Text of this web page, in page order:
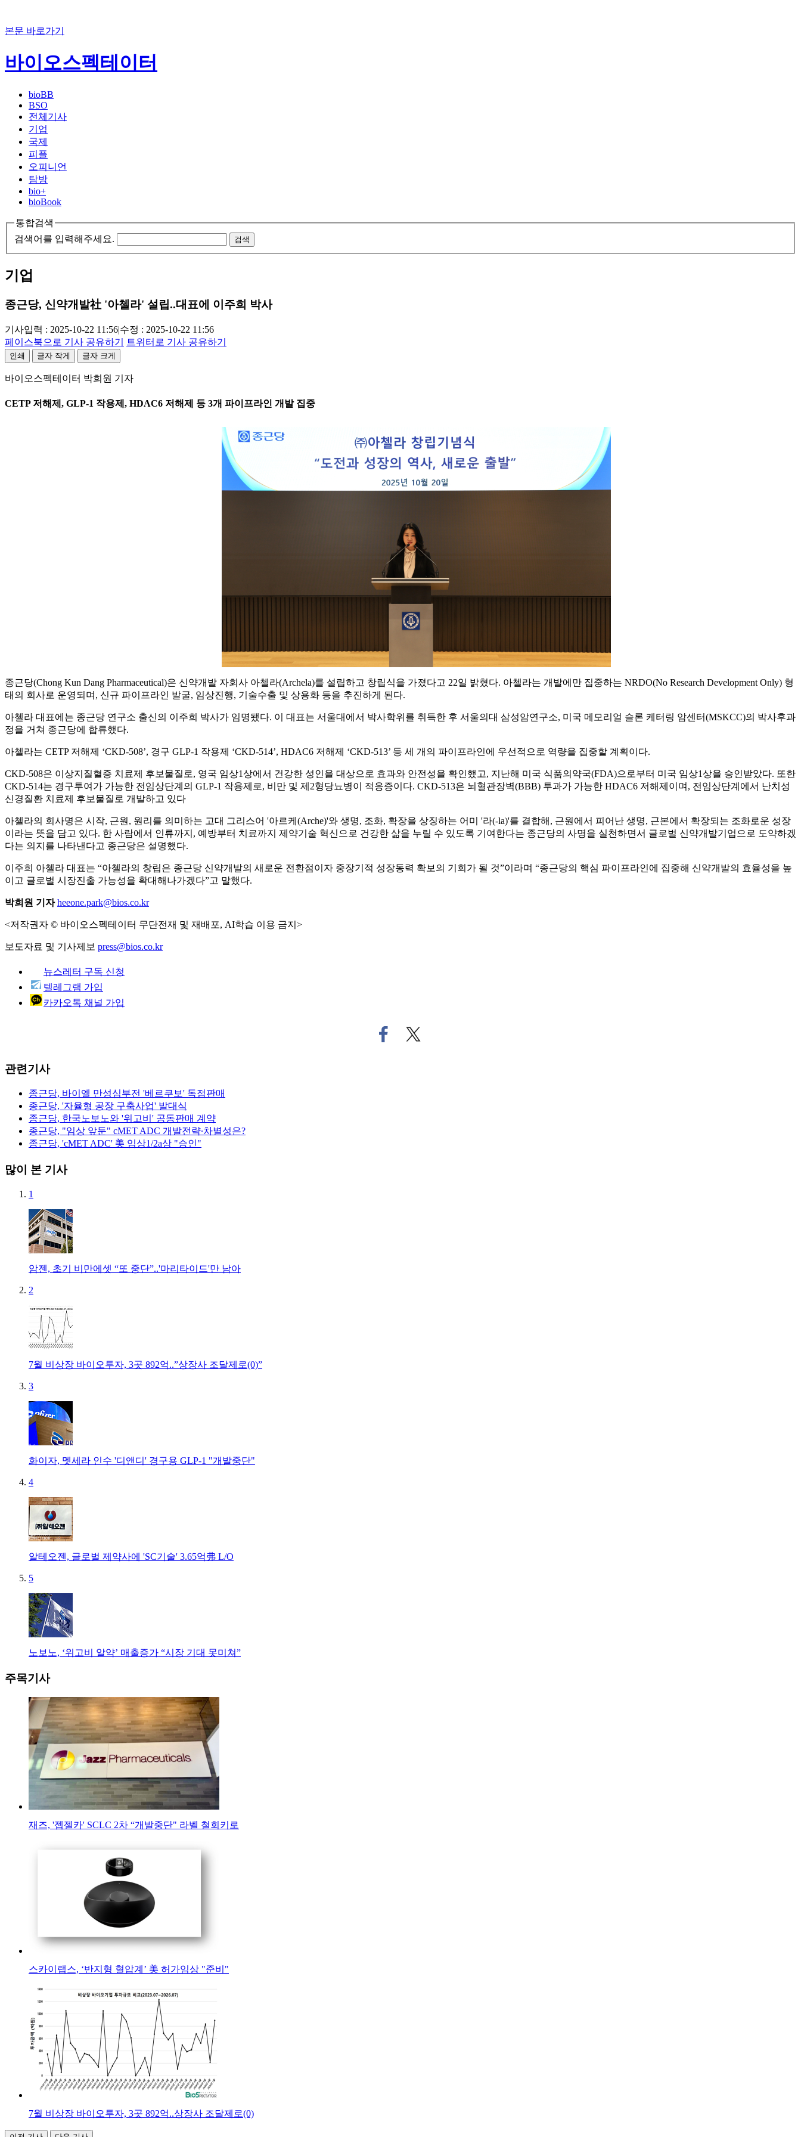
본문 바로가기
바이오스펙테이터
bioBB
BSO
전체기사
기업
국제
피플
오피니언
탐방
bio+
bioBook
통합검색
검색어를 입력해주세요.
검색
기업
종근당, 신약개발社 '아첼라' 설립..대표에 이주희 박사
기사입력 : 2025-10-22 11:56|수정 : 2025-10-22 11:56
페이스북으로 기사 공유하기
트위터로 기사 공유하기
인쇄 글자 작게 글자 크게
바이오스펙테이터 박희원 기자
CETP 저해제, GLP-1 작용제, HDAC6 저해제 등 3개 파이프라인 개발 집중
종근당(Chong Kun Dang Pharmaceutical)은 신약개발 자회사 아첼라(Archela)를 설립하고 창립식을 가졌다고 22일 밝혔다. 아첼라는 개발에만 집중하는 NRDO(No Research Development Only) 형
태의 회사로 운영되며, 신규 파이프라인 발굴, 임상진행, 기술수출 및 상용화 등을 추진하게 된다.
아첼라 대표에는 종근당 연구소 출신의 이주희 박사가 임명됐다. 이 대표는 서울대에서 박사학위를 취득한 후 서울의대 삼성암연구소, 미국 메모리얼 슬론 케터링 암센터(MSKCC)의 박사후과
정을 거쳐 종근당에 합류했다.
아첼라는 CETP 저해제 ‘CKD-508’, 경구 GLP-1 작용제 ‘CKD-514’, HDAC6 저해제 ‘CKD-513’ 등 세 개의 파이프라인에 우선적으로 역량을 집중할 계획이다.
CKD-508은 이상지질혈증 치료제 후보물질로, 영국 임상1상에서 건강한 성인을 대상으로 효과와 안전성을 확인했고, 지난해 미국 식품의약국(FDA)으로부터 미국 임상1상을 승인받았다. 또한
CKD-514는 경구투여가 가능한 전임상단계의 GLP-1 작용제로, 비만 및 제2형당뇨병이 적응증이다. CKD-513은 뇌혈관장벽(BBB) 투과가 가능한 HDAC6 저해제이며, 전임상단계에서 난치성
신경질환 치료제 후보물질로 개발하고 있다
아첼라의 회사명은 시작, 근원, 원리를 의미하는 고대 그리스어 '아르케(Arche)'와 생명, 조화, 확장을 상징하는 어미 '라(-la)'를 결합해, 근원에서 피어난 생명, 근본에서 확장되는 조화로운 성장
이라는 뜻을 담고 있다. 한 사람에서 인류까지, 예방부터 치료까지 제약기술 혁신으로 건강한 삶을 누릴 수 있도록 기여한다는 종근당의 사명을 실천하면서 글로벌 신약개발기업으로 도약하겠
다는 의지를 나타낸다고 종근당은 설명했다.
이주희 아첼라 대표는 “아첼라의 창립은 종근당 신약개발의 새로운 전환점이자 중장기적 성장동력 확보의 기회가 될 것”이라며 “종근당의 핵심 파이프라인에 집중해 신약개발의 효율성을 높
이고 글로벌 시장진출 가능성을 확대해나가겠다”고 말했다.
박희원 기자 heeone.park@bios.co.kr
<저작권자 © 바이오스펙테이터 무단전재 및 재배포, AI학습 이용 금지>
보도자료 및 기사제보 press@bios.co.kr
뉴스레터 구독 신청
텔레그램 가입
카카오톡 채널 가입
페
이
트
위
관련기사
종근당, 바이엘 만성심부전 '베르쿠보' 독점판매
종근당, '자율형 공장 구축사업' 발대식
종근당, 한국노보노와 '위고비' 공동판매 계약
종근당, "임상 앞둔" cMET ADC 개발전략∙차별성은?
종근당, 'cMET ADC' 美 임상1/2a상 "승인"
많이 본 기사
1
암젠, 초기 비만에셋 “또 중단”..'마리타이드'만 남아
2
7월 비상장 바이오투자, 3곳 892억..”상장사 조달제로(0)”
3
화이자, 멧세라 인수 '디앤디' 경구용 GLP-1 "개발중단"
4
알테오젠, 글로벌 제약사에 'SC기술' 3.65억弗 L/O
5
노보노, ‘위고비 알약’ 매출증가 “시장 기대 못미쳐”
주목기사
재즈, '젭젤카' SCLC 2차 “개발중단" 라벨 철회키로
스카이랩스, ‘반지형 혈압계’ 美 허가임상 "준비"
7월 비상장 바이오투자, 3곳 892억..상장사 조달제로(0)